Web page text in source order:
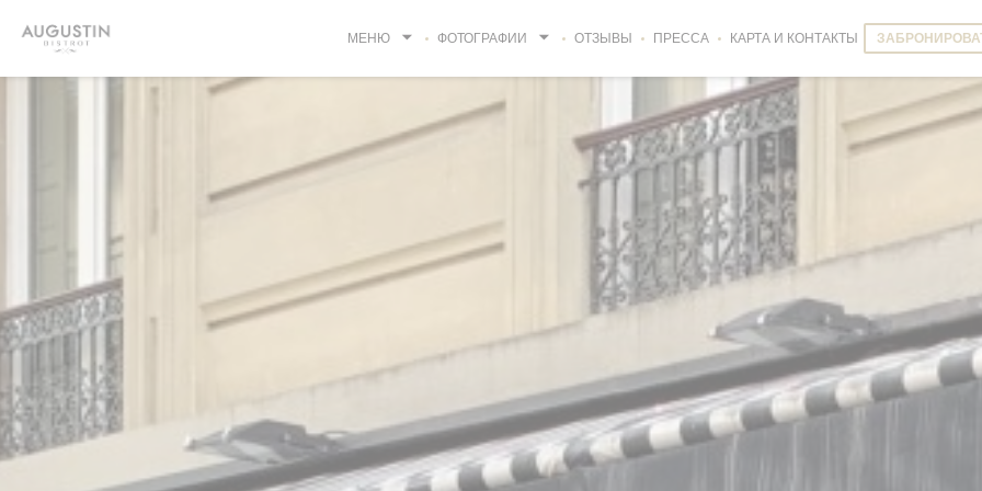
МЕНЮ ФОТОГРАФИИ ОТЗЫВЫ ПРЕССА КАРТА И КОНТАКТЫ